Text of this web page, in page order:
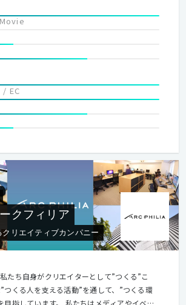
EC
クフィリア
クリエイティブカンパニー
たち自身がクリエイターとして”つくる”こ
つくる人を支える活動”を通して、”つくる環
。 私たちはメディアやイベン